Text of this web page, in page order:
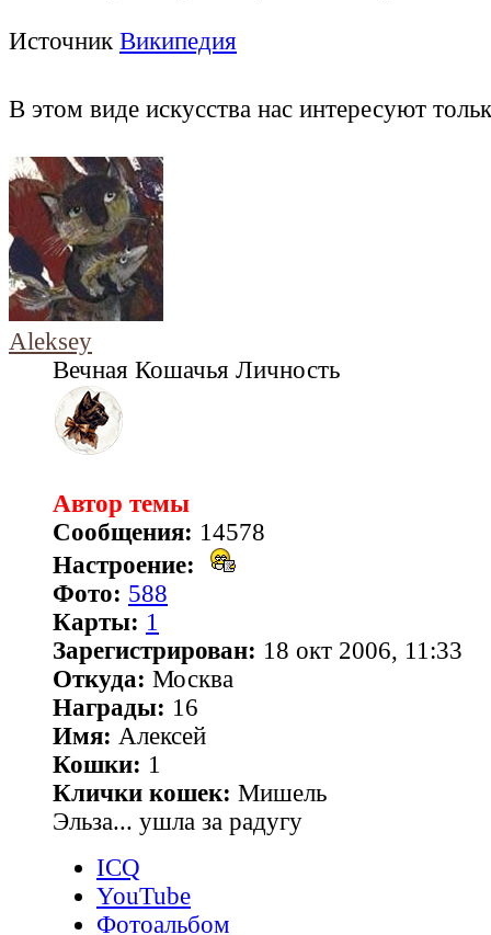
Источник Википедия
В этом виде искусства нас интересуют
Aleksey
Вечная Кошачья Личность
Автор темы
Сообщения: 14578
Настроение:
Фото: 588
Карты: 1
Зарегистрирован: 18 окт 2006, 11:33
Откуда: Москва
Награды: 16
Имя: Алексей
Кошки: 1
Клички кошек: Мишель
Эльза... ушла за радугу
ICQ
YouTube
Фотоальбом